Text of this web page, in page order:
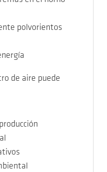
polvorientos
de aire puede